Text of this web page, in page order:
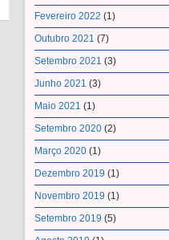
Fevereiro 2022 (1)
Outubro 2021 (7)
Setembro 2021 (3)
Junho 2021 (3)
Maio 2021 (1)
Setembro 2020 (2)
Março 2020 (1)
Dezembro 2019 (1)
Novembro 2019 (1)
Setembro 2019 (5)